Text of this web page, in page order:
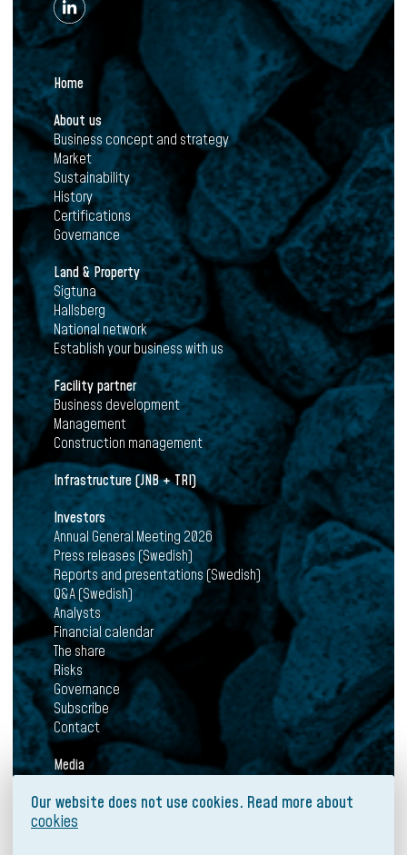
Home
About us
Business concept and strategy
Market
Sustainability
History
Certifications
Governance
Land & Property
Sigtuna
Hallsberg
National network
Establish your business with us
Facility partner
Business development
Management
Construction management
Infrastructure (JNB + TRI)
Investors
Annual General Meeting 2026
Press releases (Swedish)
Reports and presentations (Swedish)
Q&A (Swedish)
Analysts
Financial calendar
The share
Risks
Governance
Subscribe
Contact
Media
Press releases
Mediabank
Our website does not use cookies. Read more about
cookies